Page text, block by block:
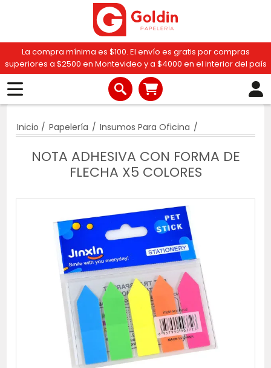
La compra mínima es $100. El envío es gratis por compras
superiores a $2500 en Montevideo y a $4000 en el interior del país
Inicio / Papelería / Insumos Para Oficina /
NOTA ADHESIVA CON FORMA DE
FLECHA X5 COLORES